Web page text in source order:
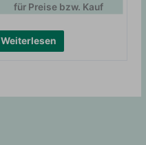
Weiterlesen
für Preise bzw. Kauf